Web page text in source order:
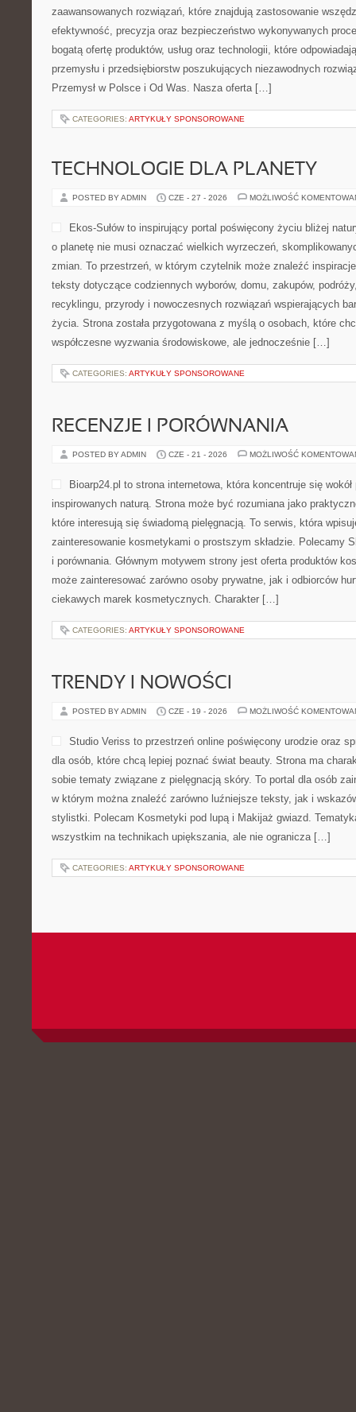
zaawansowanych rozwiązań, które znajdują zastosowanie
efektywność, precyzja oraz bezpieczeństwo wykonywanych
bogatą ofertę produktów, usług oraz technologii, które
przemysłu i przedsiębiorstw poszukujących niezawodnych
Przemysł w Polsce i Od Was. Nasza oferta […]
CATEGORIES: ARTYKUŁY SPONSOROWANE
TECHNOLOGIE DLA PLANETY
POSTED BY ADMIN CZE - 27 - 2026 MOŻLIWOŚĆ
Ekos-Sułów to inspirujący portal poświęcony życiu bliżej
o planetę nie musi oznaczać wielkich wyrzeczeń,
zmian. To przestrzeń, w którym czytelnik może znaleźć
teksty dotyczące codziennych wyborów, domu, zakupów,
recyklingu, przyrody i nowoczesnych rozwiązań wspierających
życia. Strona została przygotowana z myślą o osobach, które
współczesne wyzwania środowiskowe, ale jednocześnie […]
CATEGORIES: ARTYKUŁY SPONSOROWANE
RECENZJE I PORÓWNANIA
POSTED BY ADMIN CZE - 21 - 2026 MOŻLIWOŚĆ
Bioarp24.pl to strona internetowa, która koncentruje się
inspirowanych naturą. Strona może być rozumiana jako
które interesują się świadomą pielęgnacją. To serwis, która
zainteresowanie kosmetykami o prostszym składzie. Polecamy
i porównania. Głównym motywem strony jest oferta produktów
może zainteresować zarówno osoby prywatne, jak i odbiorców
ciekawych marek kosmetycznych. Charakter […]
CATEGORIES: ARTYKUŁY SPONSOROWANE
TRENDY I NOWOŚCI
POSTED BY ADMIN CZE - 19 - 2026 MOŻLIWOŚĆ
Studio Veriss to przestrzeń online poświęcony urodzie oraz
dla osób, które chcą lepiej poznać świat beauty. Strona ma
sobie tematy związane z pielęgnacją skóry. To portal dla osób
w którym można znaleźć zarówno luźniejsze teksty, jak i
stylistki. Polecam Kosmetyki pod lupą i Makijaż gwiazd.
wszystkim na technikach upiększania, ale nie ogranicza […]
CATEGORIES: ARTYKUŁY SPONSOROWANE